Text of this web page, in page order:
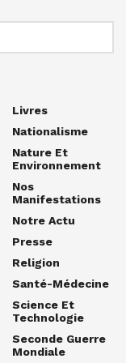
Livres
Nationalisme
Nature Et
Environnement
Nos
Manifestations
Notre Actu
Presse
Religion
Santé-Médecine
Science Et
Technologie
Seconde Guerre
Mondiale